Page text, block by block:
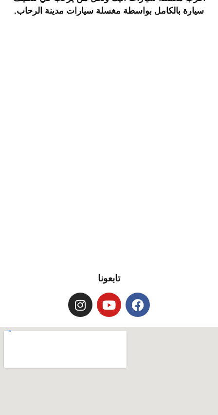
سيارة بالكامل بواسطة مغسلة سيارات مدينة الرحاب.
تابعونا